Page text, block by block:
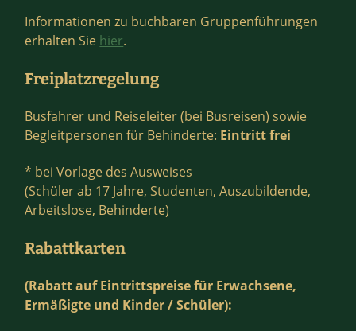
Informationen zu buchbaren Gruppenführungen
erhalten Sie hier.
Freiplatzregelung
Busfahrer und Reiseleiter (bei Busreisen) sowie
Begleitpersonen für Behinderte: Eintritt frei
* bei Vorlage des Ausweises
(Schüler ab 17 Jahre, Studenten, Auszubildende,
Arbeitslose, Behinderte)
Rabattkarten
(Rabatt auf Eintrittspreise für Erwachsene,
Ermäßigte und Kinder / Schüler):